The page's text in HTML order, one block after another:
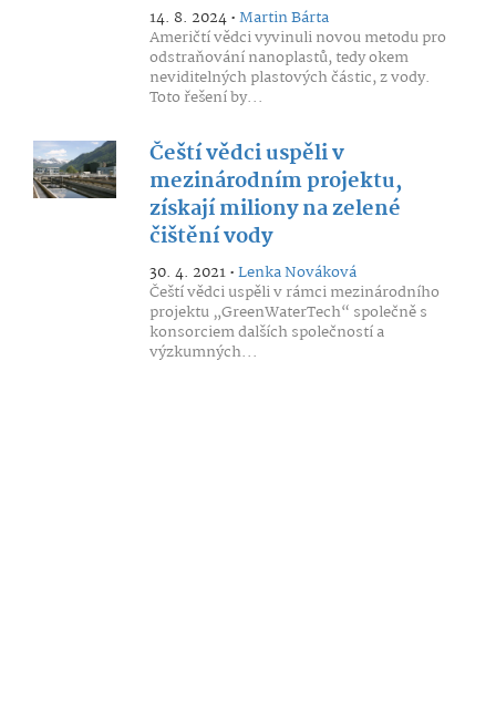
14. 8. 2024 •Martin Bárta
Američtí vědci vyvinuli novou metodu pro
odstraňování nanoplastů, tedy okem
neviditelných plastových částic, z vody.
Toto řešení by...
Čeští vědci uspěli v
mezinárodním projektu,
získají miliony na zelené
čištění vody
30. 4. 2021 •Lenka Nováková
Čeští vědci uspěli v rámci mezinárodního
projektu „GreenWaterTech“ společně s
konsorciem dalších společností a
výzkumných...